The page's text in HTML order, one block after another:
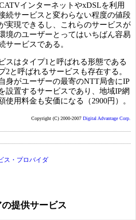
インターネットやxDSLを利用
続サービスと変わらない程度の値段
実現できるし、これらのサービスが
境のユーザーとってはいちばん容易
サービスである。
スはタイプ1と呼ばれる形態である
2と呼ばれるサービスも存在する。
身がユーザーの最寄のNTT局舎にIP
設置するサービスであり、地域IP網
使用料金も安価になる（2900円）。
Copyright (C) 2000-2007 Digital Advantage Corp.
ス・プロバイダ
提供サービス